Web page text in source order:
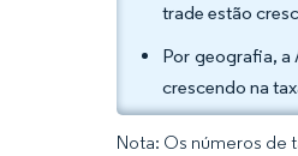
trade estão
Por geografia, a
crescendo na
Nota: Os números de